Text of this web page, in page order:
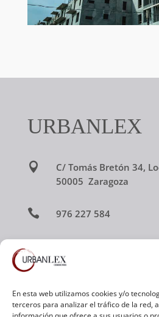
En esta web utilizamos cookies y/o
terceros para analizar el tráfico de la red,
URBANLEX

C/ Tomás Bretón 34,
50005 Zaragoza
 976 227 584
50100 La Almunia de
(Zaragoza)